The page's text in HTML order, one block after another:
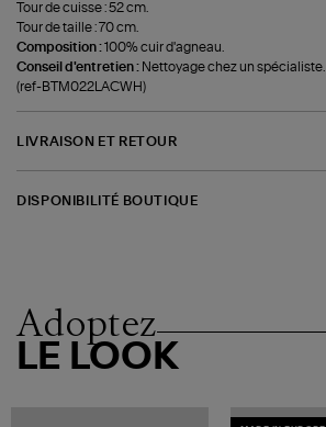
Tour de cuisse : 52 cm.
Tour de taille : 70 cm.
Composition :100% cuir d'agneau.
Conseil d'entretien : Nettoyage chez un spécialiste.
(ref-BTM022LACWH)
LIVRAISON ET RETOUR
DISPONIBILITÉ BOUTIQUE
Adoptez
LE LOOK